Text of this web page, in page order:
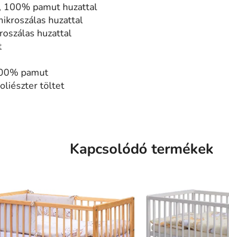
100% pamut huzattal
huzattal
huzattal
pamut
töltet
Kapcsolódó termékek